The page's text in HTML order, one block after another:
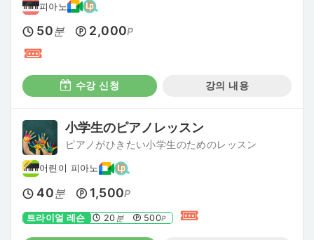
피아노
50분 2,000P
수강 신청 강의 내용
小学生のピアノレッスン
ピアノがひきたい小学生のためのレッスン
어린이 피아노
40분 1,500P
트라이얼 레슨 20분 500P